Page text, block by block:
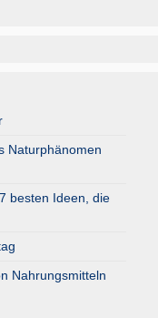
Naturphänomen
besten Ideen, die
Nahrungsmitteln